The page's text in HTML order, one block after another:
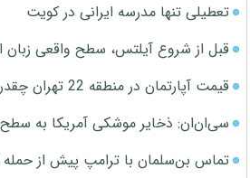
تعطیلی تنها مدرسه ایرانی در کویت
قبل از شروع آیلتس، سطح واقعی زبان
قیمت آپارتمان در منطقه 22 تهران چقدر است؟
سی‌ان‌ان: ذخایر موشکی آمریکا به
تماس بن‌سلمان با ترامپ پیش از حمله